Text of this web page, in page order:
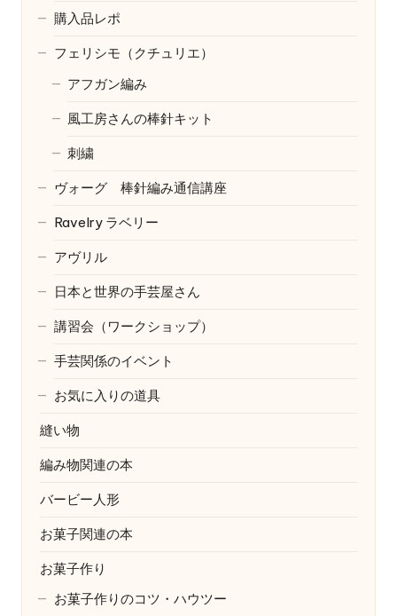
購入品レポ
フェリシモ（クチュリエ）
アフガン編み
風工房さんの棒針キット
刺繍
ヴォーグ 棒針編み通信講座
Ravelry ラベリー
アヴリル
日本と世界の手芸屋さん
講習会（ワークショップ）
手芸関係のイベント
お気に入りの道具
縫い物
編み物関連の本
バービー人形
お菓子関連の本
お菓子作り
お菓子作りのコツ・ハウツー